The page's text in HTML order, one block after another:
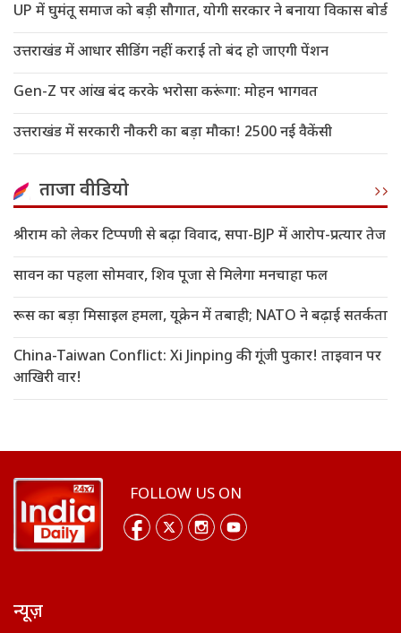
UP में घुमंतू समाज को बड़ी सौगात, योगी सरकार ने बनाया विकास बोर्ड
उत्तराखंड में आधार सीडिंग नहीं कराई तो बंद हो जाएगी पेंशन
Gen-Z पर आंख बंद करके भरोसा करूंगा: मोहन भागवत
उत्तराखंड में सरकारी नौकरी का बड़ा मौका! 2500 नई वैकेंसी
ताजा वीडियो
श्रीराम को लेकर टिप्पणी से बढ़ा विवाद, सपा-BJP में आरोप-प्रत्यार तेज
सावन का पहला सोमवार, शिव पूजा से मिलेगा मनचाहा फल
रूस का बड़ा मिसाइल हमला, यूक्रेन में तबाही; NATO ने बढ़ाई सतर्कता
China-Taiwan Conflict: Xi Jinping की गूंजी पुकार! ताइवान पर
आखिरी वार!
FOLLOW US ON
न्यूज़